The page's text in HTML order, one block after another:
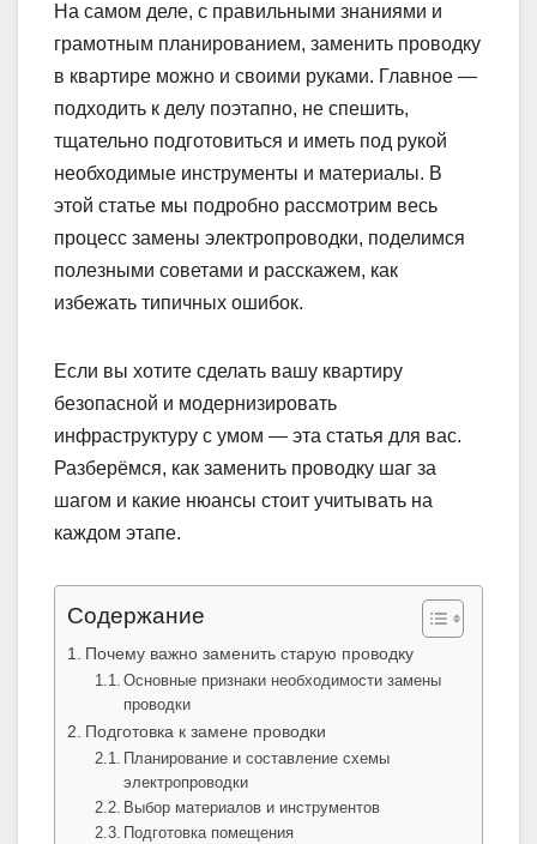
На самом деле, с правильными знаниями и
грамотным планированием, заменить проводку
в квартире можно и своими руками. Главное —
подходить к делу поэтапно, не спешить,
тщательно подготовиться и иметь под рукой
необходимые инструменты и материалы. В
этой статье мы подробно рассмотрим весь
процесс замены электропроводки, поделимся
полезными советами и расскажем, как
избежать типичных ошибок.
Если вы хотите сделать вашу квартиру
безопасной и модернизировать
инфраструктуру с умом — эта статья для вас.
Разберёмся, как заменить проводку шаг за
шагом и какие нюансы стоит учитывать на
каждом этапе.
Содержание
Почему важно заменить старую проводку
Основные признаки необходимости замены
проводки
Подготовка к замене проводки
Планирование и составление схемы
электропроводки
Выбор материалов и инструментов
Подготовка помещения